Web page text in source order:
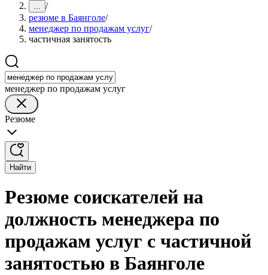
... /
резюме в Баянголе/
менеджер по продажам услуг/
частичная занятость
менеджер по продажам услуг
Резюме
Найти
Резюме соискателей на
должность менеджера по
продажам услуг с частичной
занятостью в Баянголе